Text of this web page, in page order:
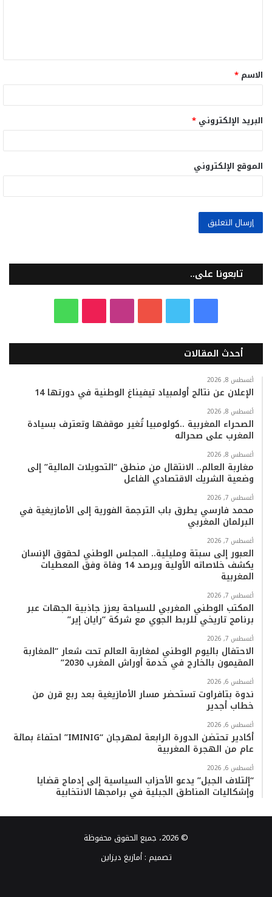
ق
*
الاسم *
البريد الإلكتروني *
الموقع الإلكتروني
تابعونا على..
س
ب
ك
ي
ت
ب
س
ر
k
T
k
ت
س
ب
أحدث المقالات
أغسطس 8, 2026
الإعلان عن نتائج أولمبياد تيفيناغ الوطنية في دورتها 14
أغسطس 8, 2026
الصحراء المغربية ..كولومبيا تُغير موقفها وتعترف بسيادة
المغرب على صحرائه
أغسطس 8, 2026
مغاربة العالم.. الانتقال من منطق “التحويلات المالية” إلى
وضعية الشريك الاقتصادي الفاعل
أغسطس 7, 2026
محمد فارسي يطرق باب الترجمة الفورية إلى الأمازيغية في
البرلمان المغربي
أغسطس 7, 2026
العبور إلى سبتة ومليلية.. المجلس الوطني لحقوق الإنسان
يكشف خلاصاته الأولية ويرصد 14 وفاة وفق المعطيات
المغربية
أغسطس 7, 2026
المكتب الوطني المغربي للسياحة يعزز جاذبية الجهات عبر
برنامج تاريخي للربط الجوي مع شركة “رايان إير”
أغسطس 7, 2026
الاحتفال باليوم الوطني لمغاربة العالم تحت شعار “المغاربة
المقيمون بالخارج في خدمة أوراش المغرب 2030”
أغسطس 6, 2026
ندوة بتافراوت تستحضر مسار الأمازيغية بعد ربع قرن من
خطاب أجدير
أغسطس 6, 2026
أكادير تحتضن الدورة الرابعة لمهرجان “IMINIG” احتفاءً بمائة
عام من الهجرة المغربية
أغسطس 6, 2026
“إئتلاف الجبل” يدعو الأحزاب السياسية إلى إدماج قضايا
وإشكاليات المناطق الجبلية في برامجها الانتخابية
© 2026، جميع الحقوق محفوظة
تصميم :أمازيغ ديزاين